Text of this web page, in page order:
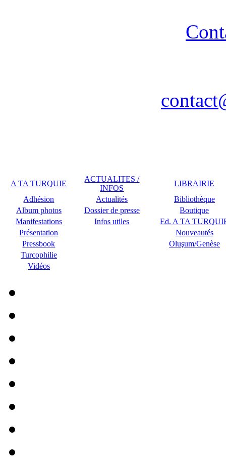
A TA TURQUIE
ACTUALITES /
INFOS
LIBRAIRIE
Adhésion
Actualités
Bibliothèque
Album photos
Dossier de presse
Boutique
Manifestations
Infos utiles
Ed. A TA
Présentation
Nouveautés
Pressbook
Oluşum/Genèse
Turcophilie
Vidéos